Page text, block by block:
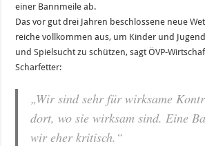
einer Bannmeile ab.
Das vor gut drei Jahren beschlossene neue
reiche vollkommen aus, um Kinder und
und Spielsucht zu schützen, sagt ÖVP-
Scharfetter:
„Wir sind sehr für wirksame
dort, wo sie wirksam sind. Eine
wir eher kritisch.“